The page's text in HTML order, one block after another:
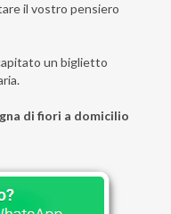
il vostro pensiero
un biglietto
di fiori a domicilio